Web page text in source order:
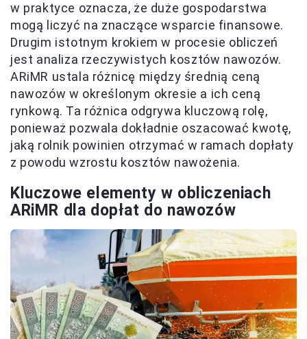
w praktyce oznacza, że duże gospodarstwa
mogą liczyć na znaczące wsparcie finansowe.
Drugim istotnym krokiem w procesie obliczeń
jest analiza rzeczywistych kosztów nawozów.
ARiMR ustala różnicę między średnią ceną
nawozów w określonym okresie a ich ceną
rynkową. Ta różnica odgrywa kluczową rolę,
ponieważ pozwala dokładnie oszacować kwotę,
jaką rolnik powinien otrzymać w ramach dopłaty
z powodu wzrostu kosztów nawożenia.
Kluczowe elementy w obliczeniach
ARiMR dla dopłat do nawozów